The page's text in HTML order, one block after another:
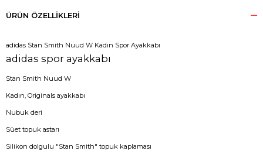
ÜRÜN ÖZELLIKLERI
adidas Stan Smith Nuud W Kadın Spor Ayakkabı
adidas spor ayakkabı
Stan Smith Nuud W
Kadın, Originals ayakkabı
Nubuk deri
Süet topuk astarı
Silikon dolgulu "Stan Smith" topuk kaplaması